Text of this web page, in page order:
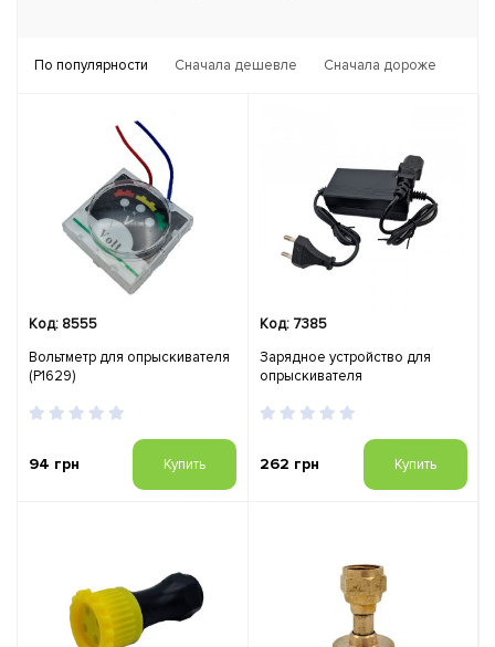
По популярности Сначала дешевле Сначала дороже
Код: 8555
Вольтметр для опрыскивателя
(Р1629)
94 грн Купить
Код: 7385
Зарядное устройство для
опрыскивателя
262 грн Купить